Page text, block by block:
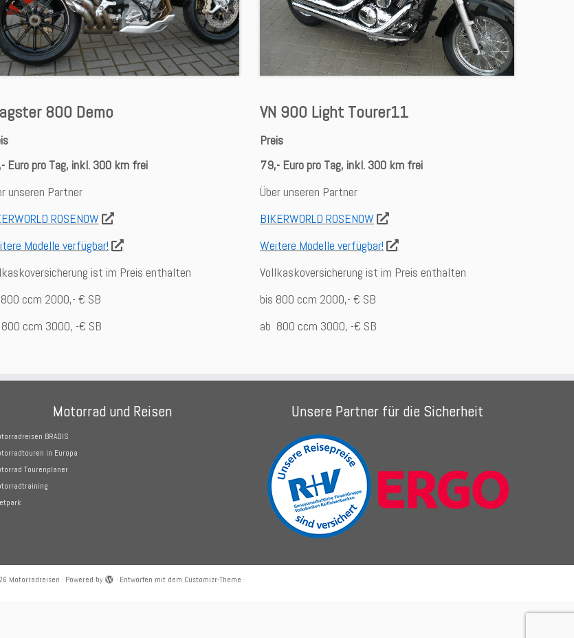
800 Demo
Euro pro Tag, inkl. 300 km frei
unseren Partner
ROSENOW
Modelle verfügbar!
ist im Preis enthalten
ccm 2000,- € SB
ccm 3000, -€ SB
VN 900 Light Tourer11
Preis
79,- Euro pro Tag, inkl. 300 km frei
Über unseren Partner
BIKERWORLD ROSENOW
Weitere Modelle verfügbar!
Vollkaskoversicherung ist im Preis enthalten
bis 800 ccm 2000,- € SB
ab 800 ccm 3000, -€ SB
Motorrad und Reisen
BRADIS
in Europa
Tourenplaner
Unsere Partner für die Sicherheit
Motorradreisen · Powered by · Entworfen mit dem Customizr-Theme ·